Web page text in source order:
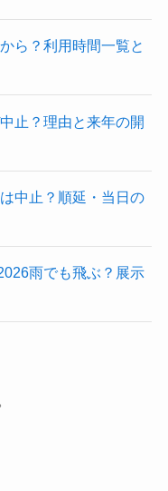
ら？利用時間一覧と
止？理由と来年の開
中止？順延・当日の
雨でも飛ぶ？展示